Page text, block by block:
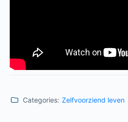
Categories: Zelfvoorziend leven